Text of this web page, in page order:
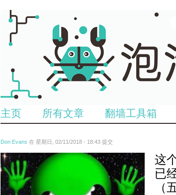
主页 所有文章 翻墙工具箱
Don Evans 在 星期日, 02/11/2018 - 18:43 提交
wechatimg1429.jpeg
这
已
（